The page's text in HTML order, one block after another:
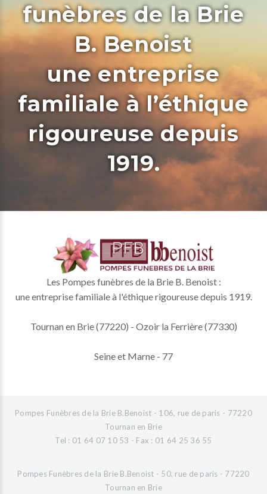
funèbres de la Brie
B. Benoist
une entreprise
familiale à l’éthique
rigoureuse depuis
1919.
Les Pompes funèbres de la Brie B. Benoist :
une entreprise familiale à l'éthique rigoureuse depuis 1919.
Tournan en Brie (77220) - Ozoir la Ferrière (77330)
Seine et Marne - 77
Pompes Funèbres de la Brie B.Benoist - 106, rue de paris - 77220
Tournan en Brie
Tel : 01 64 07 10 53 - Fax : 01 64 25 36 55
Pompes Funèbres de la Brie B.Benoist - 50, rue de paris - 77220
Tournan en Brie